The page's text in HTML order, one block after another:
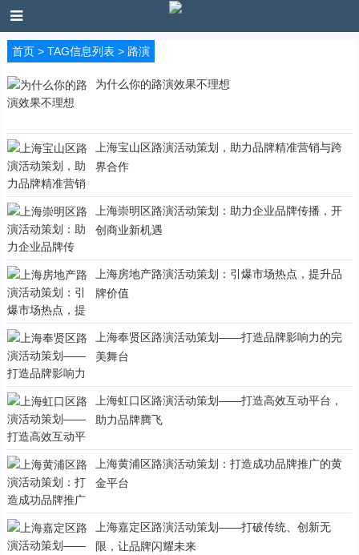
首页> TAG信息列表 > 路演
为什么你的路演效果不理想
上海宝山区路演活动策划，助力品牌精准营销与跨
界合作
上海崇明区路演活动策划：助力企业品牌传播，开
创商业新机遇
上海房地产路演活动策划：引爆市场热点，提升品
牌价值
上海奉贤区路演活动策划——打造品牌影响力的完
美舞台
上海虹口区路演活动策划——打造高效互动平台，
助力品牌腾飞
上海黄浦区路演活动策划：打造成功品牌推广的黄
金平台
上海嘉定区路演活动策划——打破传统、创新无
限，让品牌闪耀未来